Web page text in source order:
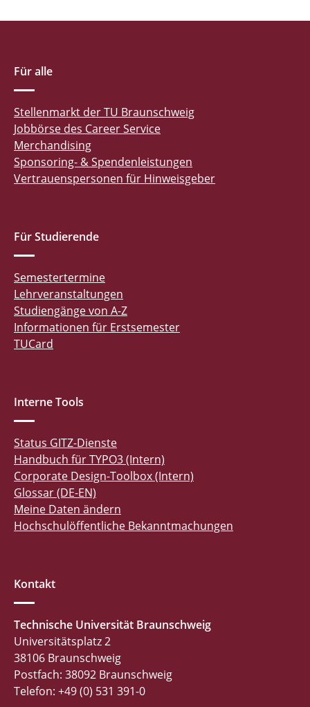
Für alle
Stellenmarkt der TU Braunschweig
Jobbörse des Career Service
Merchandising
Sponsoring- & Spendenleistungen
Vertrauenspersonen für Hinweisgeber
Für Studierende
Semestertermine
Lehrveranstaltungen
Studiengänge von A-Z
Informationen für Erstsemester
TUCard
Interne Tools
Status GITZ-Dienste
Handbuch für TYPO3 (Intern)
Corporate Design-Toolbox (Intern)
Glossar (DE-EN)
Meine Daten ändern
Hochschulöffentliche Bekanntmachungen
Kontakt
Technische Universität Braunschweig
Universitätsplatz 2
38106 Braunschweig
Postfach: 38092 Braunschweig
Telefon: +49 (0) 531 391-0